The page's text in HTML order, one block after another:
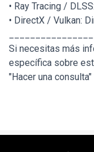
• Ray Tracing /
• DirectX / Vulkan:
Si necesitas más
específica sobre
"Hacer una